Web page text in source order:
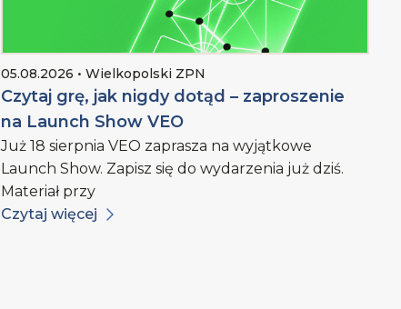
05.08.2026 • Wielkopolski ZPN
Czytaj grę, jak nigdy dotąd – zaproszenie
na Launch Show VEO
Już 18 sierpnia VEO zaprasza na wyjątkowe
Launch Show. Zapisz się do wydarzenia już dziś.
Materiał przy
Czytaj więcej